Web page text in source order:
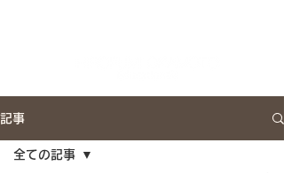
記事
全ての記事